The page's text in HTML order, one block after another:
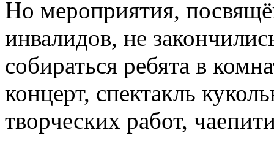
Но мероприятия,
инвалидов, не
собираться ребята в
концерт, спектакль
творческих работ,